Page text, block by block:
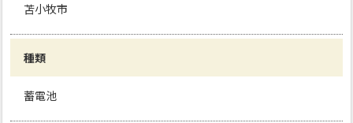
苫小牧市
種類
蓄電池